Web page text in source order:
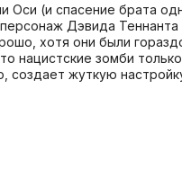
Оси (и спасение брата
Дэвида
хотя они были
нацистские зомби
создает жуткую